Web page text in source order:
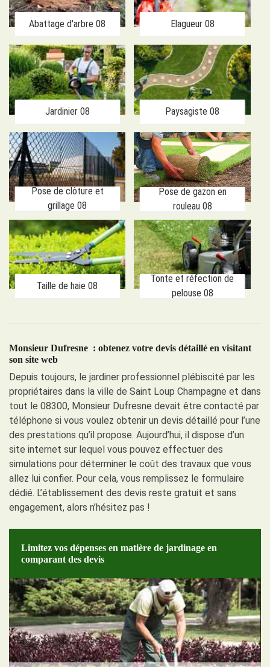
Abattage d'arbre 08 Elagueur 08
Jardinier 08 Paysagiste 08
Pose de clôture et
grillage 08
Pose de gazon en
rouleau 08
Taille de haie 08
Tonte et réfection de
pelouse 08
Monsieur Dufresne : obtenez votre devis détaillé en visitant
son site web
Depuis toujours, le jardiner professionnel plébiscité par les
propriétaires dans la ville de Saint Loup Champagne et dans
tout le 08300, Monsieur Dufresne devait être contacté par
téléphone si vous voulez obtenir un devis détaillé pour l’une
des prestations qu’il propose. Aujourd’hui, il dispose d’un
site internet sur lequel vous pouvez effectuer des
simulations pour déterminer le coût des travaux que vous
allez lui confier. Pour cela, vous remplissez le formulaire
dédié. L’établissement des devis reste gratuit et sans
engagement, alors n’hésitez pas !
Limitez vos dépenses en matière de jardinage en
comparant des devis